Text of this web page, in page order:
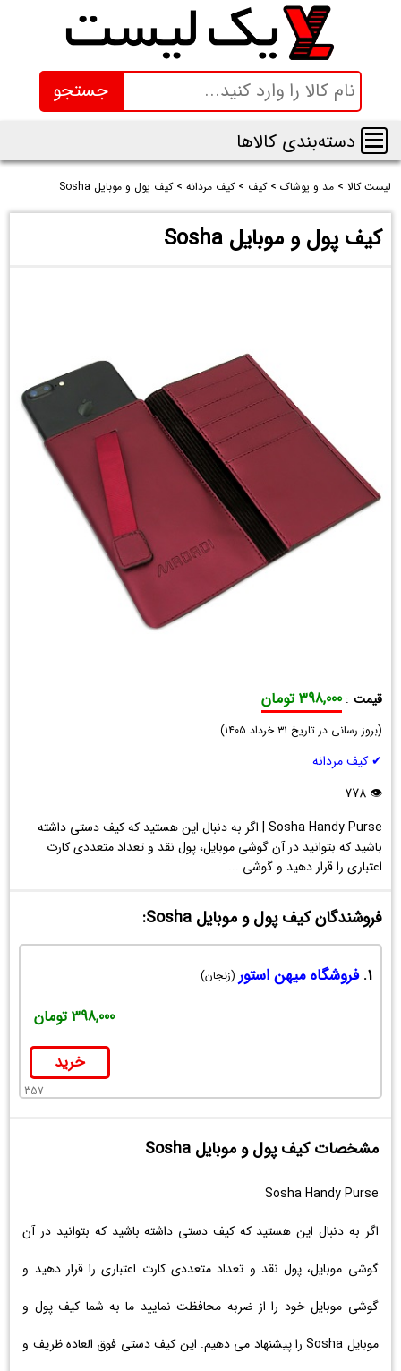
جستجو
دسته‌بندی کالاها
لیست کالا >مد و پوشاک >کیف >کیف مردانه >کیف پول و موبایل Sosha
کیف پول و موبایل Sosha
قیمت
کیف
پول
موبایل
Sosha
: 398,000 تومان
(بروز رسانی در تاریخ ۳۱ خرداد ۱۴۰۵ )
✔ کیف مردانه
👁 778
Sosha Handy Purse | اگر به دنبال این هستید که کیف دستی داشته
باشید که بتوانید در آن گوشی موبایل، پول نقد و تعداد متعددی کارت
اعتباری را قرار دهید و گوشی ...
فروشندگان کیف پول و موبایل Sosha:
1. فروشگاه میهن استور (زنجان)
398,000 تومان
خرید
357
مشخصات کیف پول و موبایل Sosha
Sosha Handy Purse
اگر به دنبال این هستید که کیف دستی داشته باشید که بتوانید در آن
گوشی موبایل، پول نقد و تعداد متعددی کارت اعتباری را قرار دهید و
گوشی موبایل خود را از ضربه محافظت نمایید ما به شما کیف پول و
موبایل Sosha را پیشنهاد می دهیم. این کیف دستی فوق العاده ظریف و